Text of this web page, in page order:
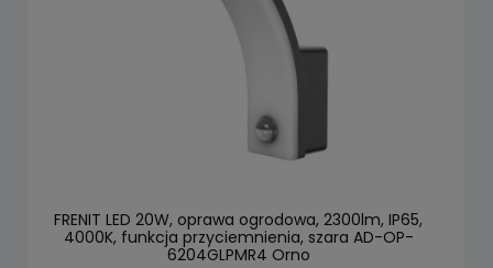
FRENIT LED 20W, oprawa ogrodowa, 2300lm, IP65,
4000K, funkcja przyciemnienia, szara AD-OP-
6204GLPMR4 Orno